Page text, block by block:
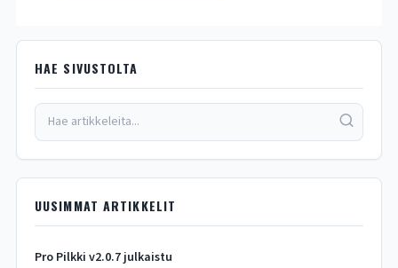
HAE SIVUSTOLTA
UUSIMMAT ARTIKKELIT
Pro Pilkki v2.0.7 julkaistu